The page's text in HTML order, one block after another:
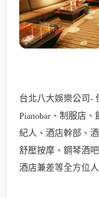
台北八大娛樂公司-
Pianobar、制服店
紀人、酒店幹部、
舒壓按摩、鋼琴酒
酒店兼差等全方位